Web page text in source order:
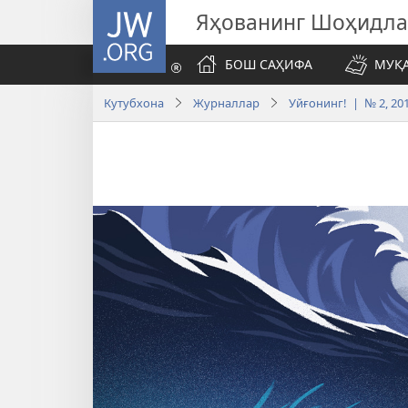
JW.ORG Яҳованинг
БОШ САҲИФА
Кутубхона Журналлар Уйғонинг! | № 2,